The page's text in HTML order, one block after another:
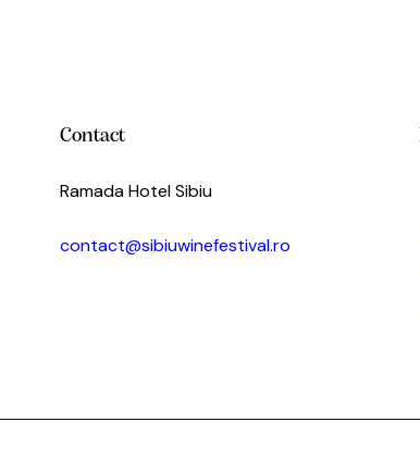
Contact
Ramada Hotel Sibiu
contact@sibiuwinefestival.ro